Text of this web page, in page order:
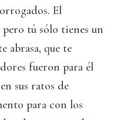
El
tú sólo tienes un
abrasa, que te
fueron para él
sus ratos de
para con los